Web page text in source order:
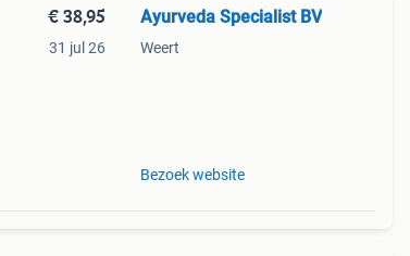
€ 38,95
31 jul 26
Ayurveda Specialist BV
Weert
Bezoek website